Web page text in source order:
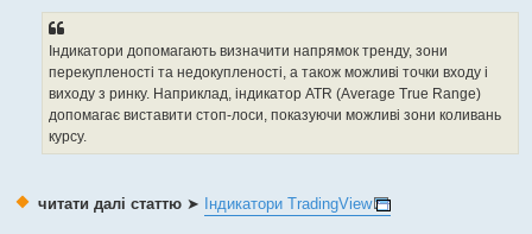
Індикатори допомагають визначити напрямок тренду, зони
перекупленості та недокупленості, а також можливі точки входу і
виходу з ринку. Наприклад, індикатор ATR (Average True Range)
допомагає виставити стоп-лоси, показуючи можливі зони коливань
курсу.
читати далі статтю ➤ Індикатори TradingView